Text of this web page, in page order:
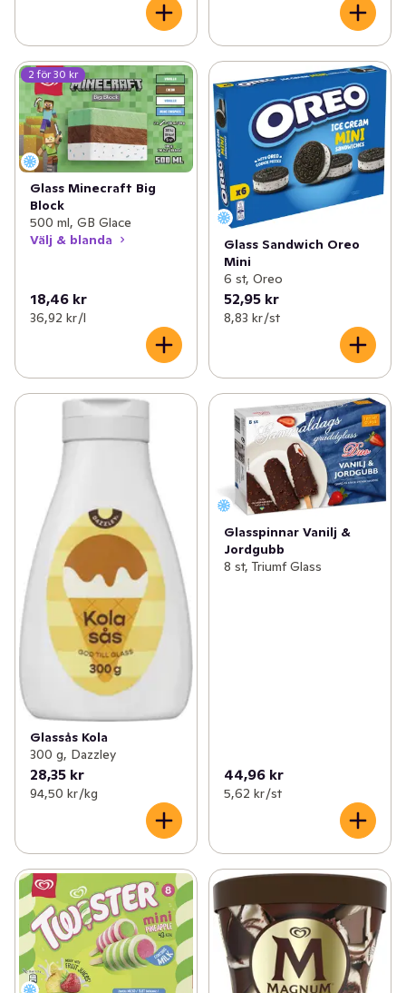
2 för 30 kr
Glass Minecraft Big
Block
500 ml, GB Glace
Välj & blanda
18,46 kr
36,92 kr /l
Glass Sandwich Oreo
Mini
6 st, Oreo
52,95 kr
8,83 kr /st
Glassås Kola
300 g, Dazzley
28,35 kr
94,50 kr /kg
Glasspinnar Vanilj &
Jordgubb
8 st, Triumf Glass
44,96 kr
5,62 kr /st